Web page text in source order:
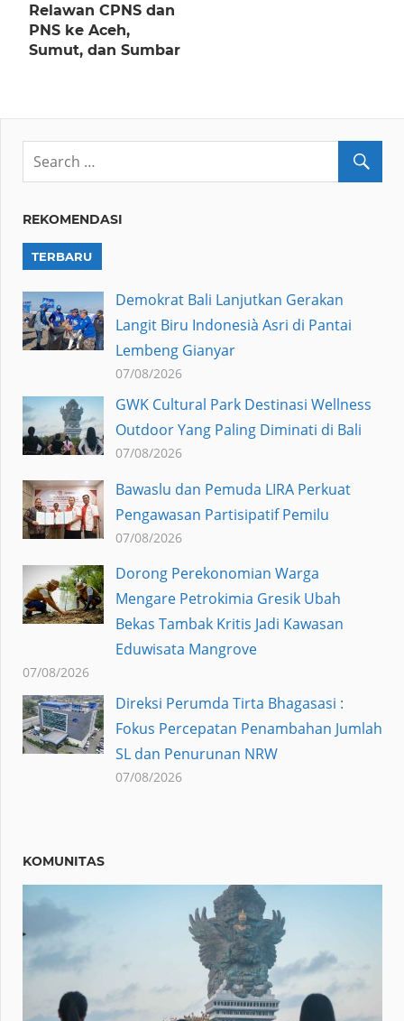
Relawan CPNS dan
PNS ke Aceh,
Sumut, dan Sumbar
REKOMENDASI
TERBARU
Demokrat Bali Lanjutkan Gerakan
Langit Biru Indonesià Asri di Pantai
Lembeng Gianyar
07/08/2026
GWK Cultural Park Destinasi Wellness
Outdoor Yang Paling Diminati di Bali
07/08/2026
Bawaslu dan Pemuda LIRA Perkuat
Pengawasan Partisipatif Pemilu
07/08/2026
Dorong Perekonomian Warga
Mengare Petrokimia Gresik Ubah
Bekas Tambak Kritis Jadi Kawasan
Eduwisata Mangrove
07/08/2026
Direksi Perumda Tirta Bhagasasi :
Fokus Percepatan Penambahan Jumlah
SL dan Penurunan NRW
07/08/2026
KOMUNITAS